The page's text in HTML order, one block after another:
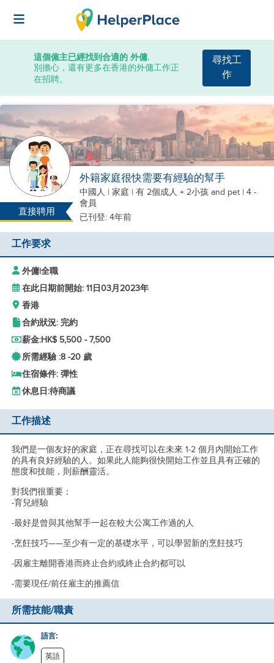
這個僱主已經找到合適的 外傭.
別擔心，還有更多在香港的外傭工作正
在招聘。
尋找工
作
直接聘用
外籍家庭很快需要有經驗的幫手
中國人 | 家庭 | 有 2個成人 + 2小孩 and pet | 4 -
會員
已刊登: 4年前
工作要求
外傭|全職
在此日期前開始: 11日03月2023年
香港
合約狀況: 完約
薪金:HK$ 5,500 - 7,500
所需經驗 :8 -20 歲
住宿條件: 彈性
休息日:待商議
工作描述
我們是一個友好的家庭，正在尋找可以在未來 1-2 個月內開始工作
的具有良好經驗的人。如果此人能夠很快開始工作並且具有正確的
態度和技能，則薪酬靈活。
對我們很重要：
-育兒經驗
-最好是曾與其他幫手一起在較大公寓工作過的人
-烹飪技巧——至少有一定的基礎水平，可以學習新的烹飪技巧
-因雇主離開香港而終止合約或終止合約都可以
-需要現任/前任雇主的推薦信
所需技能/職責
語言:
英語